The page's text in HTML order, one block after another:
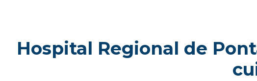
Hospital Regional de